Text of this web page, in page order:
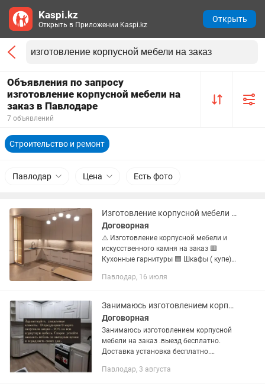
Объявления по запросу
изготовление корпусной мебели на
заказ в Павлодаре
7 объявлений
Строительство и ремонт
Павлодар Цена Есть фото
Изготовление корпусной мебели на заказ
Договорная
⚠️ Изготовление корпусной мебели и
искусственного камня на заказ 🟥
Кухонные гарнитуры 🟦 Шкафы ( купе)
оборудование 🟦 Витрины торговые 🟥
Павлодар, 16 июля
Занимаюсь изготовлением корпусной мебели на заказ . Всегда готовы ответить
Договорная
Занимаюсь изготовлением корпусной
мебели на заказ .выезд бесплатно.
Доставка установка бесплатно.
На любой вкус и цвет 🤔🤗
Павлодар, 3 августа
Kaspi.kz
Открыть в Приложении Kaspi.kz
Открыть